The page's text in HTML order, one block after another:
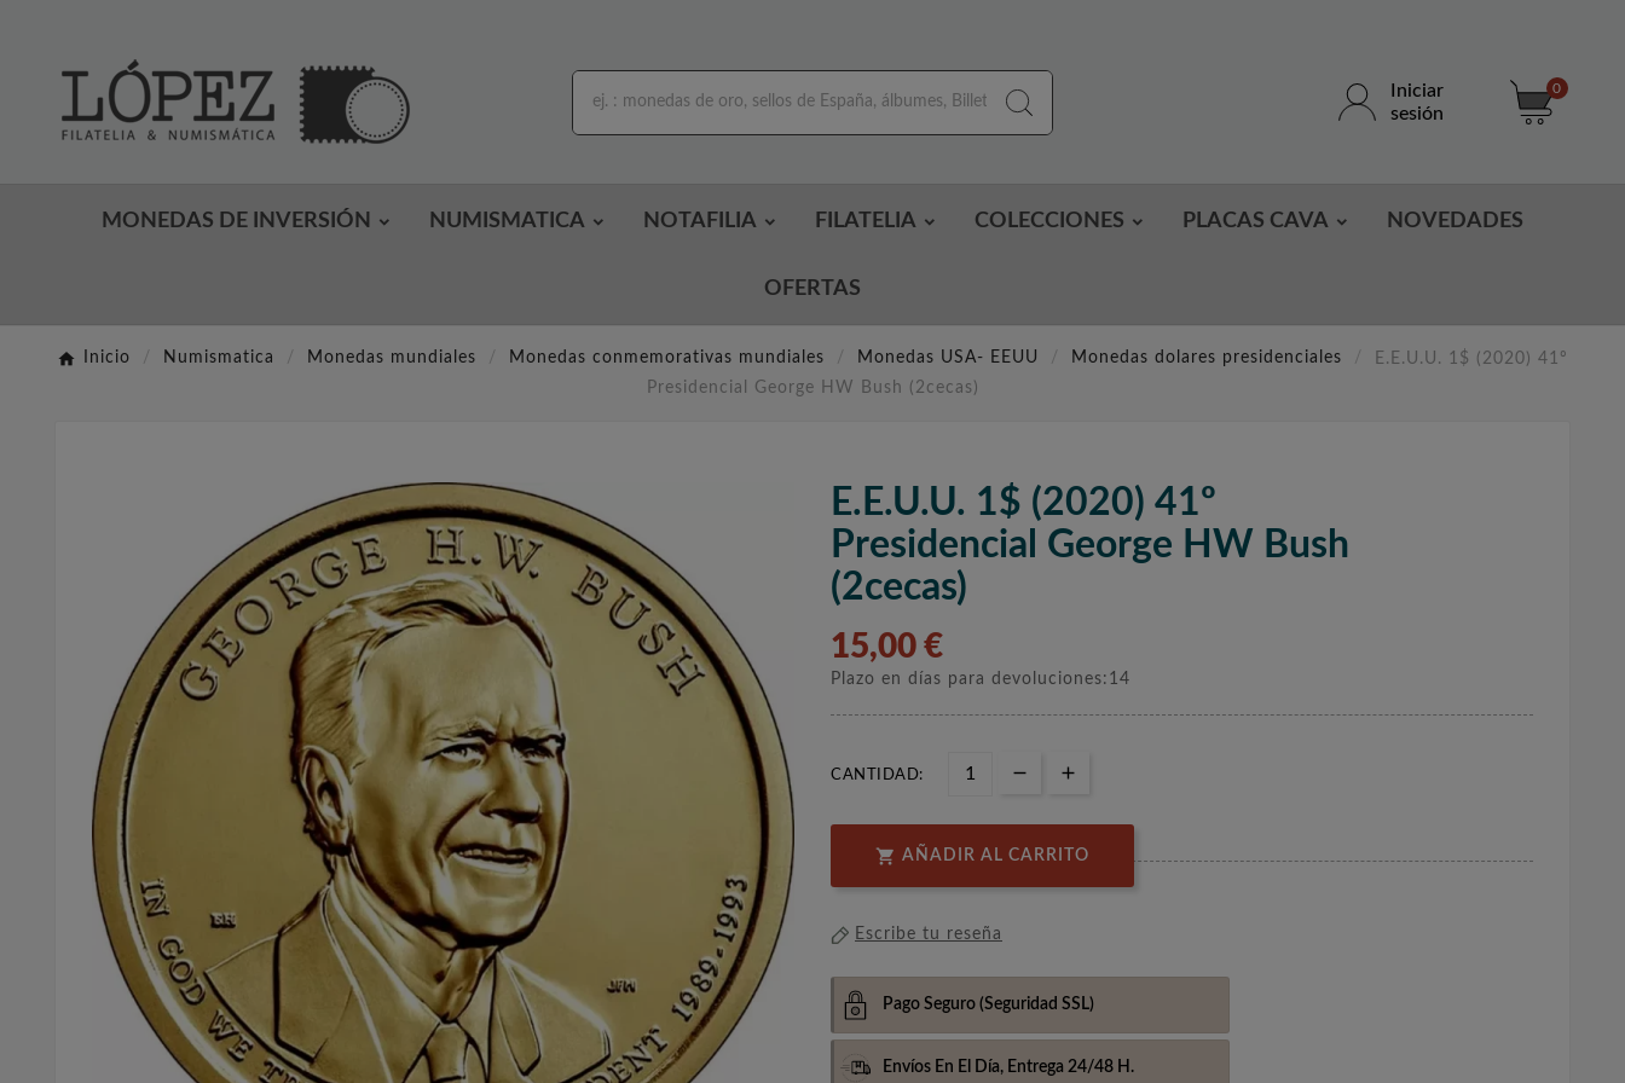
Iniciar
sesión
0
MONEDAS DE INVERSIÓN NUMISMATICA NOTAFILIA FILATELIA COLECCIONES PLACAS CAVA NOVEDADES
OFERTAS
Inicio Numismatica Monedas mundiales Monedas conmemorativas mundiales Monedas USA- EEUU Monedas dolares presidenciales
E.E.U.U. 1$ (2020) 41º
Presidencial George HW Bush (2cecas)
E.E.U.U. 1$ (2020) 41º
Presidencial George HW Bush
(2cecas)
15,00 €
Plazo en días para devoluciones:14
CANTIDAD:
 AÑADIR AL CARRITO
Escribe tu reseña
Pago Seguro (Seguridad SSL)
Envíos En El Día, Entrega 24/48 H.